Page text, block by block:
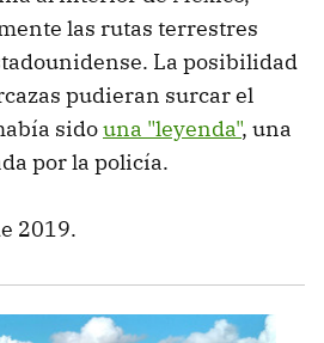
las rutas terrestres
La posibilidad
pudieran surcar el
sidouna "leyenda", una
por la policía.
2019.